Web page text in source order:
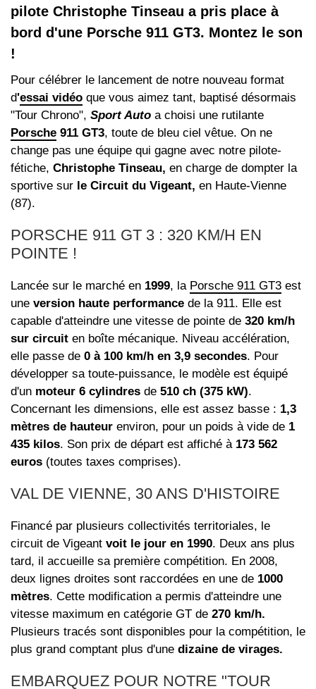
pilote Christophe Tinseau a pris place à
bord d'une Porsche 911 GT3. Montez le son
!
Pour célébrer le lancement de notre nouveau format
d'essai vidéo que vous aimez tant, baptisé désormais
"Tour Chrono", Sport Auto a choisi une rutilante
Porsche 911 GT3, toute de bleu ciel vêtue. On ne
change pas une équipe qui gagne avec notre pilote-
fétiche, Christophe Tinseau, en charge de dompter la
sportive sur le Circuit du Vigeant, en Haute-Vienne
(87).
PORSCHE 911 GT 3 : 320 KM/H EN
POINTE !
Lancée sur le marché en 1999, la Porsche 911 GT3 est
une version haute performance de la 911. Elle est
capable d'atteindre une vitesse de pointe de 320 km/h
sur circuit en boîte mécanique. Niveau accélération,
elle passe de 0 à 100 km/h en 3,9 secondes. Pour
développer sa toute-puissance, le modèle est équipé
d'un moteur 6 cylindres de 510 ch (375 kW).
Concernant les dimensions, elle est assez basse : 1,3
mètres de hauteur environ, pour un poids à vide de 1
435 kilos. Son prix de départ est affiché à 173 562
euros (toutes taxes comprises).
VAL DE VIENNE, 30 ANS D'HISTOIRE
Financé par plusieurs collectivités territoriales, le
circuit de Vigeant voit le jour en 1990. Deux ans plus
tard, il accueille sa première compétition. En 2008,
deux lignes droites sont raccordées en une de 1000
mètres. Cette modification a permis d'atteindre une
vitesse maximum en catégorie GT de 270 km/h.
Plusieurs tracés sont disponibles pour la compétition, le
plus grand comptant plus d'une dizaine de virages.
EMBARQUEZ POUR NOTRE "TOUR